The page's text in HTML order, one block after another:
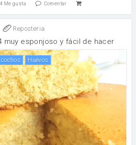
4 Me gusta Comentar
Reposteria
muy esponjoso y fácil de hacer
huevos